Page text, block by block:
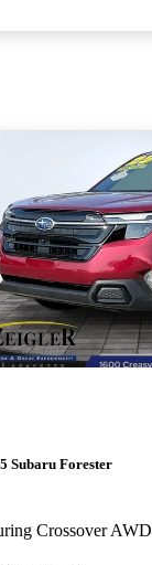
Aviso
Subaru Forester
Crossover AWD